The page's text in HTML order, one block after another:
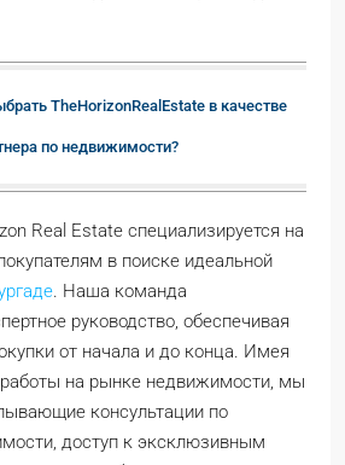
TheHorizonRealEstate в качестве
по недвижимости?
Real Estate специализируется на
в поиске идеальной
. Наша команда
руководство, обеспечивая
от начала и до конца. Имея
на рынке недвижимости, мы
консультации по
доступ к эксклюзивным